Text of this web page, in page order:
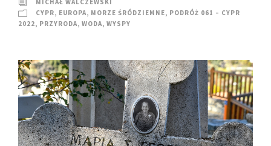
CYPR, EUROPA, MORZE ŚRÓDZIEMNE, PODRÓŻ 061 – CYPR
2022, PRZYRODA, WODA, WYSPY